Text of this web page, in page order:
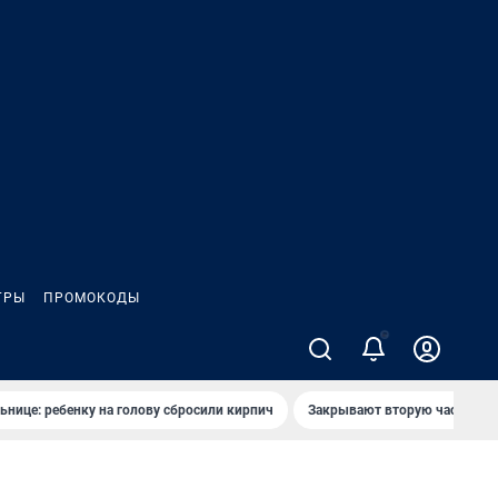
ПРОМОКОДЫ
2
ребенку на голову сбросили кирпич Закрывают вторую часть